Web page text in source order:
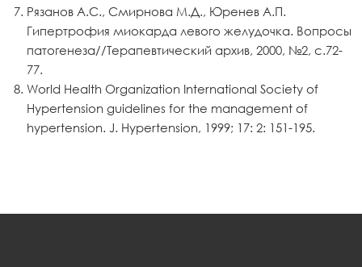
Рязанов А.С., Смирнова М.Д., Юренев А.П.
Гипертрофия миокарда левого желудочка. Вопросы
патогенеза//Терапевтический архив, 2000, №2, с.72-
77.
World Health Organization International Society of
Hypertension guidelines for the management of
hypertension. J. Hypertension, 1999; 17: 2: 151-195.